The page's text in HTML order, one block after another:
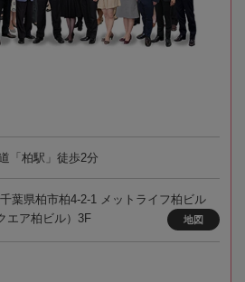
「柏駅」徒歩2分
葉県柏市柏4-2-1 メットライフ柏ビル
エア柏ビル）3F
地図